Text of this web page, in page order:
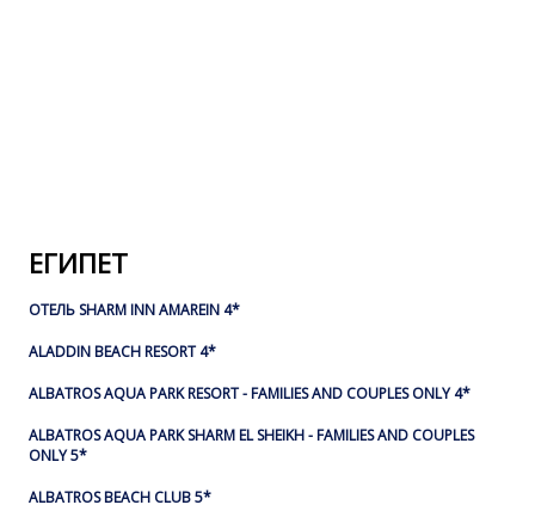
ЕГИПЕТ
ОТЕЛЬ SHARM INN AMAREIN 4*
ALADDIN BEACH RESORT 4*
ALBATROS AQUA PARK RESORT - FAMILIES AND COUPLES ONLY 4*
ALBATROS AQUA PARK SHARM EL SHEIKH - FAMILIES AND COUPLES
ONLY 5*
ALBATROS BEACH CLUB 5*